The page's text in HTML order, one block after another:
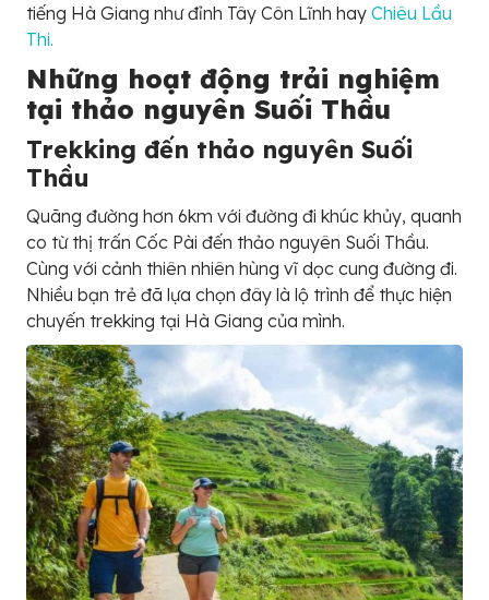
tiếng Hà Giang như đỉnh Tây Côn Lĩnh hay Chiêu Lầu
Thi.
Những hoạt động trải nghiệm
tại thảo nguyên Suối Thầu
Trekking đến thảo nguyên Suối
Thầu
Quãng đường hơn 6km với đường đi khúc khủy, quanh
co từ thị trấn Cốc Pài đến thảo nguyên Suối Thầu.
Cùng với cảnh thiên nhiên hùng vĩ dọc cung đường đi.
Nhiều bạn trẻ đã lựa chọn đây là lộ trình để thực hiện
chuyến trekking tại Hà Giang của mình.